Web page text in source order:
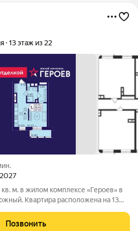
13 этаж из 22
2027
м. в жилом комплексе «Героев» в
Квартира расположена на 13
При покупке квартиры в сданном
Позвонить